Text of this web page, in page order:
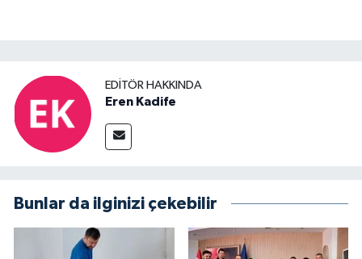
EDITÖR HAKKINDA
Eren Kadife
Bunlar da ilginizi çekebilir